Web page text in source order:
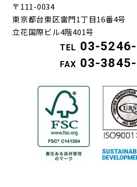
〒111-0034
東京都台東区雷門1丁目16番4号
立花国際ビル4階401号
TEL 03-
FAX 03-